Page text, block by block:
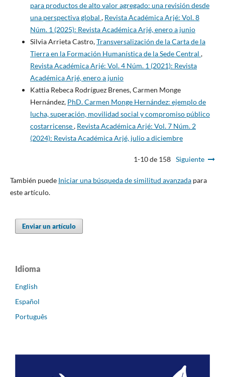
para productos de alto valor agregado: una revisión desde
una perspectiva global , Revista Académica Arjé: Vol. 8
Núm. 1 (2025): Revista Académica Arjé, enero a junio
Silvia Arrieta Castro,Transversalización de la Carta de la
Tierra en la Formación Humanística de la Sede Central ,
Revista Académica Arjé: Vol. 4 Núm. 1 (2021): Revista
Académica Arjé, enero a junio
Kattia Rebeca Rodríguez Brenes, Carmen Monge
Hernández, PhD. Carmen Monge Hernández: ejemplo de
lucha, superación, movilidad social y compromiso público
costarricense, Revista Académica Arjé: Vol. 7 Núm. 2
(2024): Revista Académica Arjé, julio a diciembre
1-10 de 158 Siguiente
También puede Iniciar una búsqueda de similitud avanzadapara
este artículo.
Enviar un artículo
Idioma
English
Español
Português